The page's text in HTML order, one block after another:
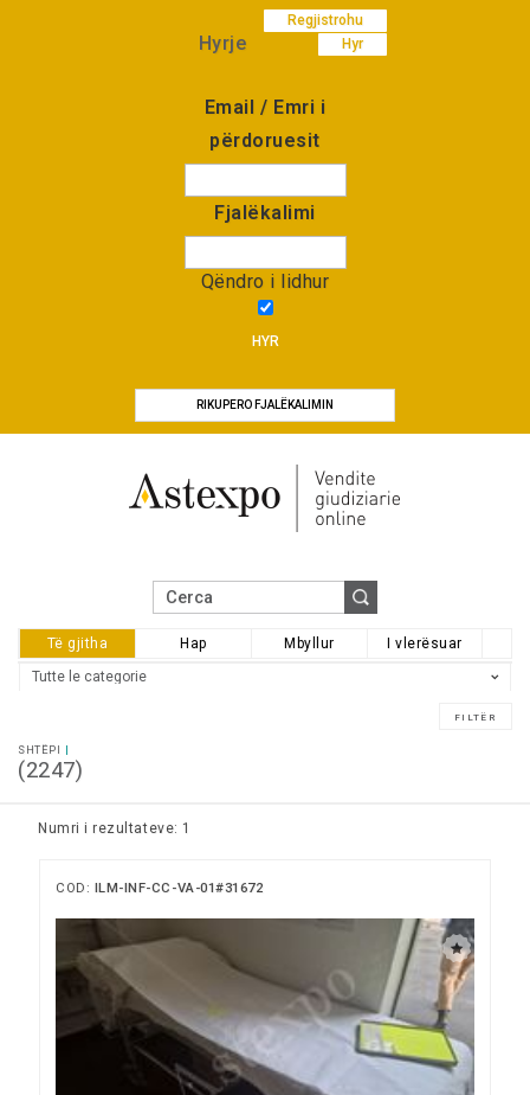
Regjistrohu
Hyr
Hyrje
Email / Emri i
përdoruesit
Fjalëkalimi
Qëndro i lidhur
HYR
RIKUPERO FJALËKALIMIN
Të gjitha Hap Mbyllur I vlerësuar
SHTËPI
(2247)
Numri i rezultateve: 1
COD: ILM-INF-CC-VA-01#31672